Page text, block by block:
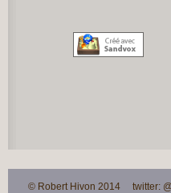
© Robert Hivon 2014 twitter: